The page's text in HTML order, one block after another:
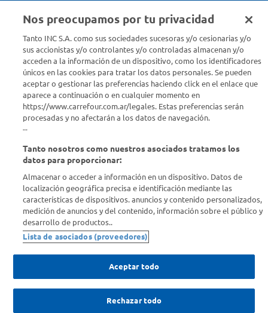
Estamos para ayudarte
¿Tenés una consulta? Comunicate con nosotros acá
Descubrí Carrefour
Conocenos
Info útil
Comprá Online
Nos preocupamos por tu privacidad
Tanto INC S.A. como sus sociedades sucesoras y/o cesionarias y/o
sus accionistas y/o controlantes y/o controladas almacenan y/o
acceden a la información de un dispositivo, como los identificadores
únicos en las cookies para tratar los datos personales. Se pueden
aceptar o gestionar las preferencias haciendo click en el enlace que
aparece a continuación o en cualquier momento en
https://www.carrefour.com.ar/legales. Estas preferencias serán
procesadas y no afectarán a los datos de navegación.
--
Tanto nosotros como nuestros asociados tratamos los
datos para proporcionar:
Almacenar o acceder a información en un dispositivo. Datos de
localización geográfica precisa e identificación mediante las
características de dispositivos. anuncios y contenido personalizados,
medición de anuncios y del contenido, información sobre el público y
desarrollo de productos..
Lista de asociados (proveedores)
Aceptar todo
Rechazar todo